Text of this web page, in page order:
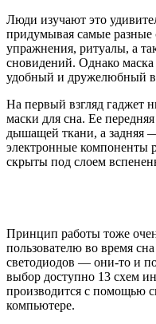
Люди изучают это
придумывая самые разные
упражнения, ритуалы, а
сновидений. Однако
удобный и дружелюбный
На первый взгляд гаджет
маски для сна. Ее
дышащей ткани, а задняя
электронные компоненты
скрыты под слоем
Принцип работы тоже
пользователю во время
светодиодов — они-то и
выбор доступно 13 схем
производится с помощью
компьютере.